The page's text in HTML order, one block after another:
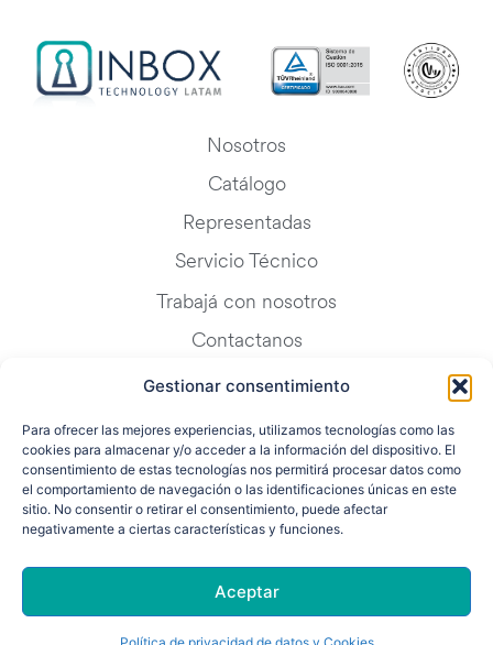
Gestionar consentimiento
Para ofrecer las mejores experiencias, utilizamos tecnologías como las
cookies para almacenar y/o acceder a la información del dispositivo. El
consentimiento de estas tecnologías nos permitirá procesar datos como
el comportamiento de navegación o las identificaciones únicas en este
sitio. No consentir o retirar el consentimiento, puede afectar
negativamente a ciertas características y funciones.
Aceptar
Nosotros
Catálogo
Representadas
Servicio Técnico
Trabajá con nosotros
Contactanos
Blog
© Copyright 2026. Todos los derechos reservados Inbox S.A. ·